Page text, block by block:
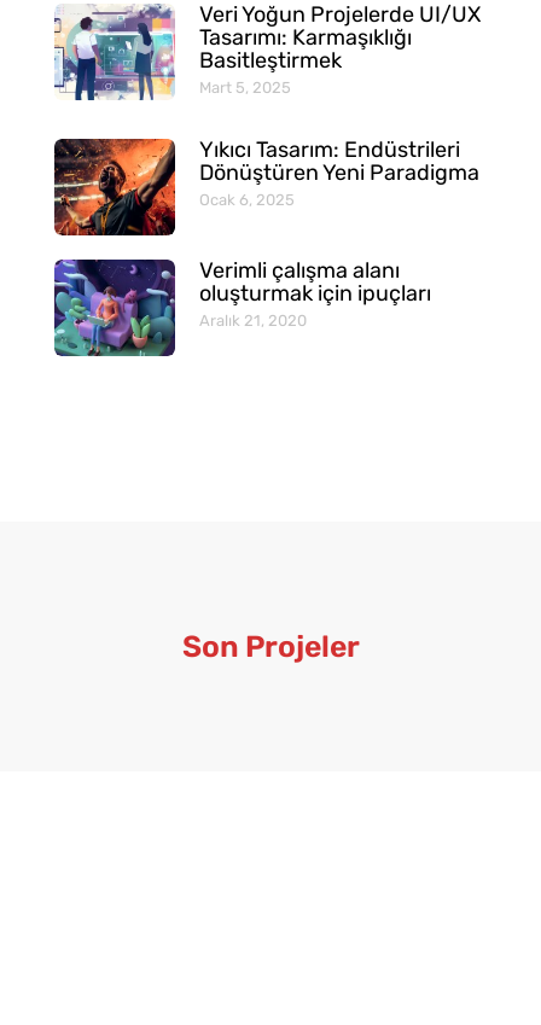
Veri Yoğun Projelerde UI/UX
Tasarımı: Karmaşıklığı
Basitleştirmek
Mart 5, 2025
Yıkıcı Tasarım: Endüstrileri
Dönüştüren Yeni Paradigma
Ocak 6, 2025
Verimli çalışma alanı
oluşturmak için ipuçları
Aralık 21, 2020
Son Projeler